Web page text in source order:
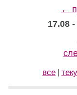
←
17.08
все